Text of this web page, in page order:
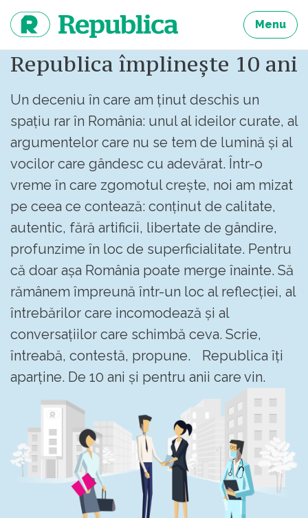
continut
Menu
Republica împlinește 10 ani
Un deceniu în care am ținut deschis un
spațiu rar în România: unul al ideilor curate, al
argumentelor care nu se tem de lumină și al
vocilor care gândesc cu adevărat. Într-o
vreme în care zgomotul crește, noi am mizat
pe ceea ce contează: conținut de calitate,
autentic, fără artificii, libertate de gândire,
profunzime în loc de superficialitate. Pentru
că doar așa România poate merge înainte. Să
rămânem împreună într-un loc al reflecției, al
întrebărilor care incomodează și al
conversațiilor care schimbă ceva. Scrie,
întreabă, contestă, propune. Republica îți
aparține. De 10 ani și pentru anii care vin.